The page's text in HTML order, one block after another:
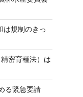
は規制のきっ
密育種法）は
る緊急要請